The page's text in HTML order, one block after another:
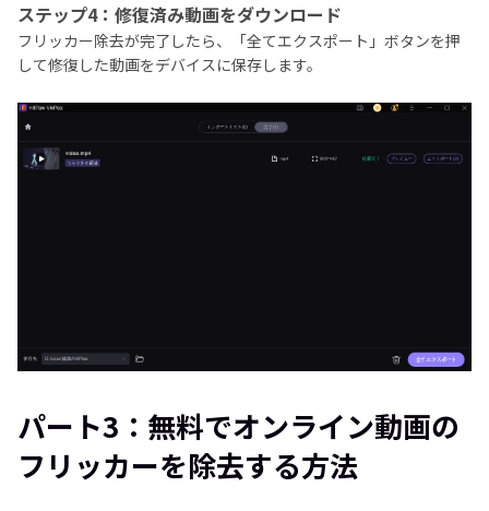
ステップ4：修復済み動画をダウンロード
フリッカー除去が完了したら、「全てエクスポート」ボタンを押
して修復した動画をデバイスに保存します。
パート3：無料でオンライン動画の
フリッカーを除去する方法